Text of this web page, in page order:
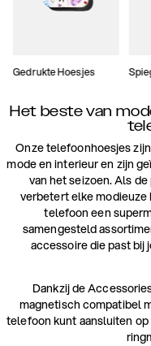
Gedrukte Hoesjes
Het beste van
Onze telefoonhoesjes
mode en interieur en zijn
van het seizoen. Als
verbetert elke
telefoon een
samengesteld
accessoire die past bij
Dankzij de
magnetisch compatibel
telefoon kunt aansluiten